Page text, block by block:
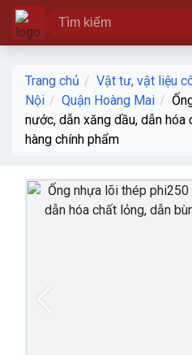
Trang chủ Vật tư, vật liệu
Nội
Quận Hoàng Mai
nước, dẫn xăng dầu, dẫn hóa
hàng chính phẩm